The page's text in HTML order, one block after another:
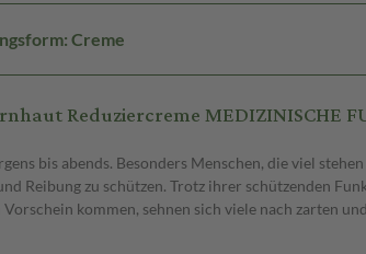
Creme
Reduziercreme MEDIZINISCHE
bis abends. Besonders Menschen, die viel
Reibung zu schützen. Trotz ihrer schützenden
kommen, sehnen sich viele nach zarten